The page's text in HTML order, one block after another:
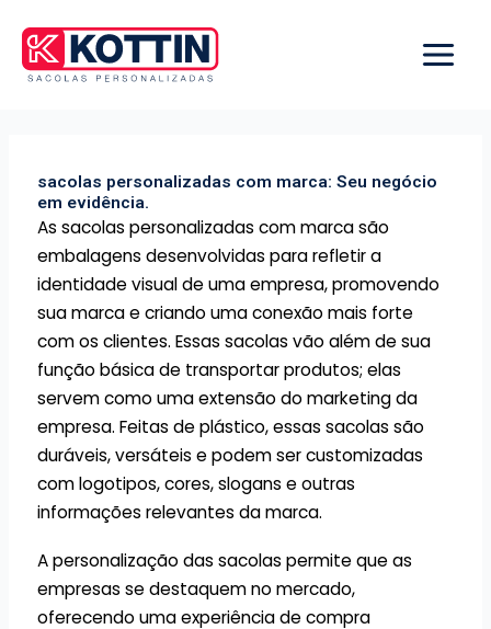
para
sacolas personalizadas com marca: Seu negócio
em evidência.
As sacolas personalizadas com marca são
embalagens desenvolvidas para refletir a
identidade visual de uma empresa, promovendo
sua marca e criando uma conexão mais forte
com os clientes. Essas sacolas vão além de sua
função básica de transportar produtos; elas
servem como uma extensão do marketing da
empresa. Feitas de plástico, essas sacolas são
duráveis, versáteis e podem ser customizadas
com logotipos, cores, slogans e outras
informações relevantes da marca.
A personalização das sacolas permite que as
empresas se destaquem no mercado,
oferecendo uma experiência de compra